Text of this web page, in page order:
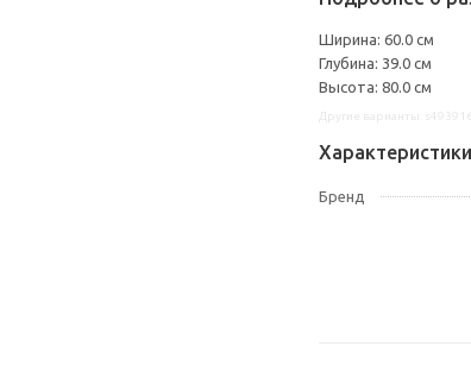
Ширина: 60.0 см
Глубина: 39.0 см
Высота: 80.0 см
Характеристики
Бренд